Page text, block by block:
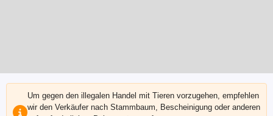
Um gegen den illegalen Handel mit Tieren vorzugehen, empfehlen
wir den Verkäufer nach Stammbaum, Bescheinigung oder anderen